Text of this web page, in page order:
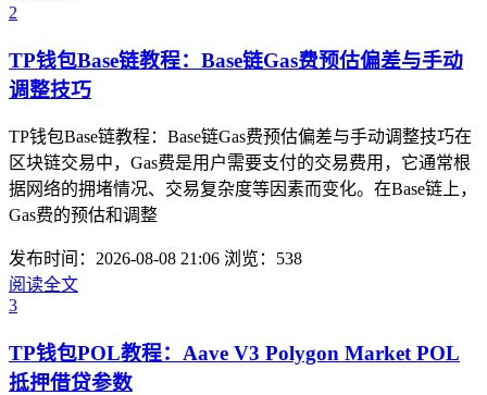
2
TP钱包Base链教程：Base链Gas费预估偏差与手动
调整技巧
TP钱包Base链教程：Base链Gas费预估偏差与手动调整技巧在
区块链交易中，Gas费是用户需要支付的交易费用，它通常根
据网络的拥堵情况、交易复杂度等因素而变化。在Base链上，
Gas费的预估和调整
发布时间：2026-08-08 21:06 浏览：538
阅读全文
3
TP钱包POL教程：Aave V3 Polygon Market POL
抵押借贷参数